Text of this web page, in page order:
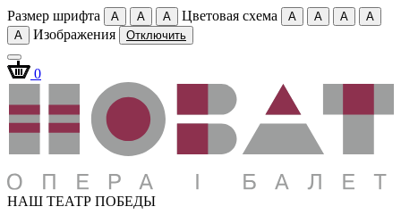
Размер шрифта A A A Цветовая схема A A A
A
A
Изображения Отключить
0
НАШ ТЕАТР ПОБЕДЫ